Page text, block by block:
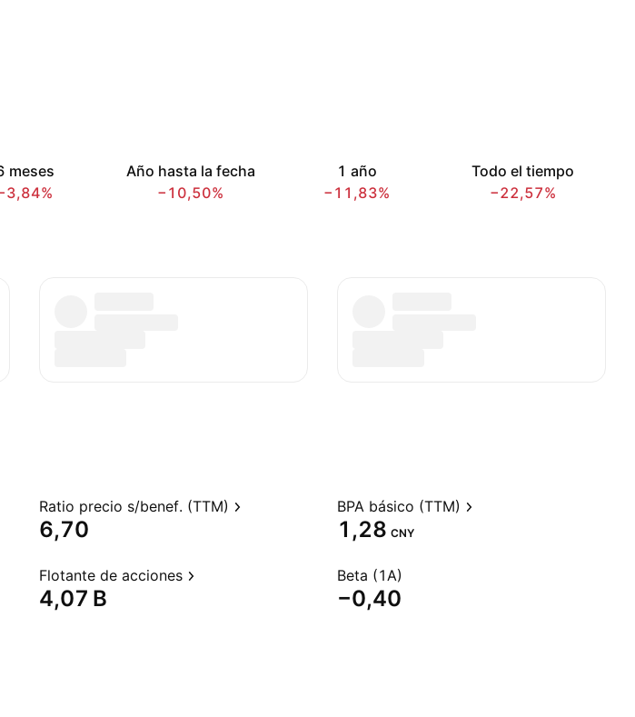
meses
Año hasta la fecha
−10,50%
1 año
−11,83%
Todo el tiempo
−22,57%
Ratio precio s/benef. (TTM)
6,70
BPA básico (TTM)
1,28 CNY
Flotante de acciones
‪4,07 B‬
Beta (1A)
−0,40